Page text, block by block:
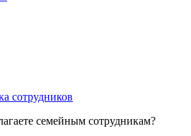
сотрудников
семейным сотрудникам?